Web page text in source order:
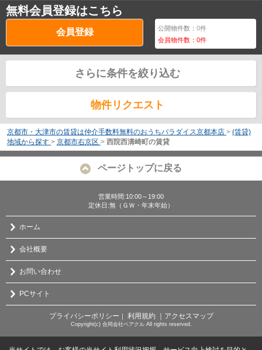
無料会員登録はこちら
会員登録 公開物件数：0件
会員物件数：0件
さらに条件を絞り込む
物件リクエスト
京都市・大津市の賃貸は仲介手数料無料のおうちパラダイス京都本店 > (賃貸)
地域から探す > 京都市右京区 > 西院西溝崎町の賃貸
ページトップに戻る
営業時間:10:00～19:00
定休日:無（ＧＷ・年末年始）
ホーム
会社概要
お問い合わせ
PCサイト
プライバシーポリシー ｜ 利用規約 ｜アクセスマップ
Copyright(c) 合同会社ベアクル All rights reserved.